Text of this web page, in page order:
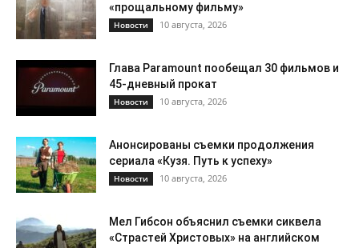
«прощальному фильму»
Новости 10 августа, 2026
Глава Paramount пообещал 30 фильмов и
45-дневный прокат
Новости 10 августа, 2026
Анонсированы съемки продолжения
сериала «Кузя. Путь к успеху»
Новости 10 августа, 2026
Мел Гибсон объяснил съемки сиквела
«Страстей Христовых» на английском